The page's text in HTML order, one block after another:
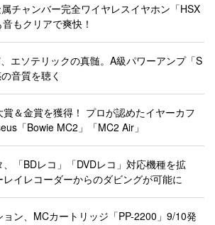
チャンバー完全ワイヤレスイヤホン「HSX
もクリアで爽快！
エソテリックの真髄。A級パワーアンプ「S
音質を聴く
賞＆金賞を獲得！ プロが認めたイヤーカフ
「Bowie MC2」「MC2 Air」
「BDレコ」「DVDレコ」対応機種を拡
イレコーダーからのダビングが可能に
ョン、MCカートリッジ「PP-2200」9/10発